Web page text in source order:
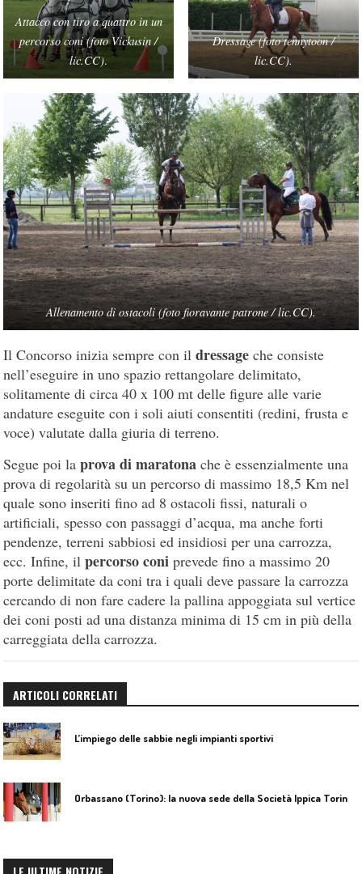
Attacco con tiro a quattro in un
percorso coni (foto Vickusin /
lic.CC).
Dressage (foto tennytoon /
lic.CC).
Allenamento di ostacoli (foto fioravante patrone / lic.CC).
Il Concorso inizia sempre con ildressage che consiste
nell’eseguire in uno spazio rettangolare delimitato,
solitamente di circa 40 x 100 mt delle figure alle varie
andature eseguite con i soli aiuti consentiti (redini, frusta e
voce) valutate dalla giuria di terreno.
Segue poi laprova di maratona che è essenzialmente una
prova di regolarità su un percorso di massimo 18,5 Km nel
quale sono inseriti fino ad 8 ostacoli fissi, naturali o
artificiali, spesso con passaggi d’acqua, ma anche forti
pendenze, terreni sabbiosi ed insidiosi per una carrozza,
ecc. Infine, il percorso coni prevede fino a massimo 20
porte delimitate da coni tra i quali deve passare la carrozza
cercando di non fare cadere la pallina appoggiata sul vertice
dei coni posti ad una distanza minima di 15 cm in più della
carreggiata della carrozza.
ARTICOLI CORRELATI
L’impiego delle sabbie negli impianti sportivi